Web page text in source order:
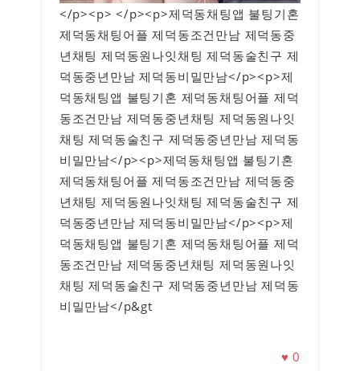
</p><p> </p><p>제덕동채팅앱 불팅기혼
제덕동채팅어플 제덕동조건만남 제덕동중
년채팅 제덕동원나잇채팅 제덕동술친구 제
덕동중년만남 제덕동비밀만남</p><p>제
덕동채팅앱 불팅기혼 제덕동채팅어플 제덕
동조건만남 제덕동중년채팅 제덕동원나잇
채팅 제덕동술친구 제덕동중년만남 제덕동
비밀만남</p><p>제덕동채팅앱 불팅기혼
제덕동채팅어플 제덕동조건만남 제덕동중
년채팅 제덕동원나잇채팅 제덕동술친구 제
덕동중년만남 제덕동비밀만남</p><p>제
덕동채팅앱 불팅기혼 제덕동채팅어플 제덕
동조건만남 제덕동중년채팅 제덕동원나잇
채팅 제덕동술친구 제덕동중년만남 제덕동
비밀만남</p&gt
♥0